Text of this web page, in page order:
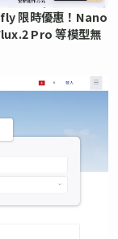
限時優惠！Nano
Pro 等模型無